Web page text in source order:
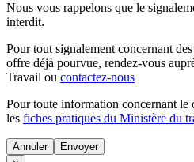
Nous vous rappelons que le
interdit.
Pour tout signalement concernant des
offre déjà pourvue, rendez-vous
Travail ou contactez-nous
Pour toute information concernant le
les fiches pratiques du Ministère du
Annuler